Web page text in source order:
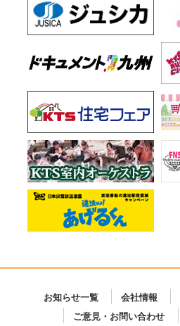
お知らせ一覧 会社情報
ご意見・お問い合わせ